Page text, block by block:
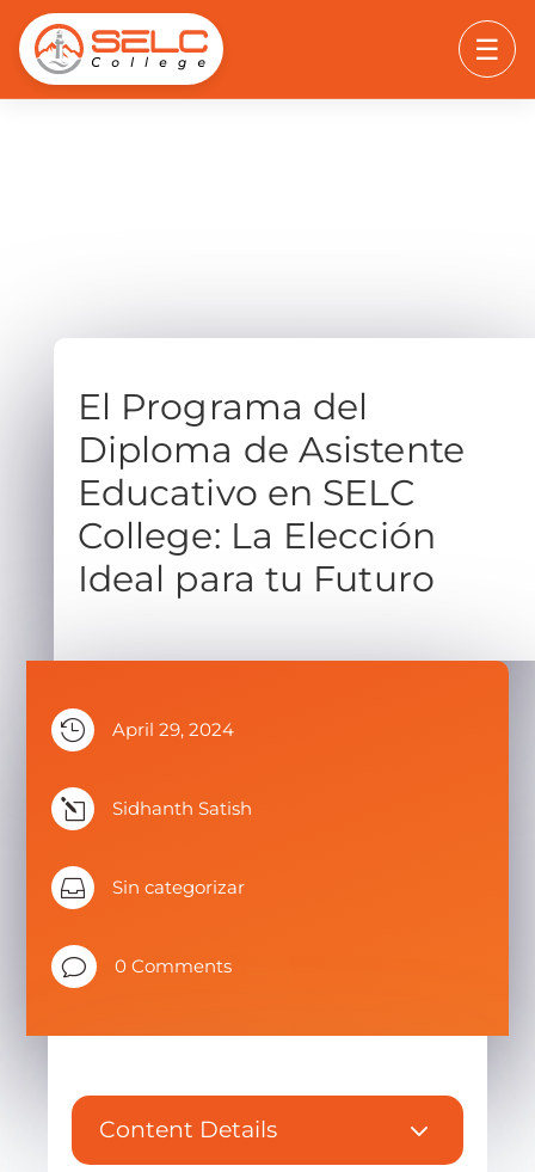
☰
El Programa del
Diploma de Asistente
Educativo en SELC
College: La Elección
Ideal para tu Futuro
 April 29, 2024
l Sidhanth Satish
 Sin categorizar
v 0 Comments
Content Details 3